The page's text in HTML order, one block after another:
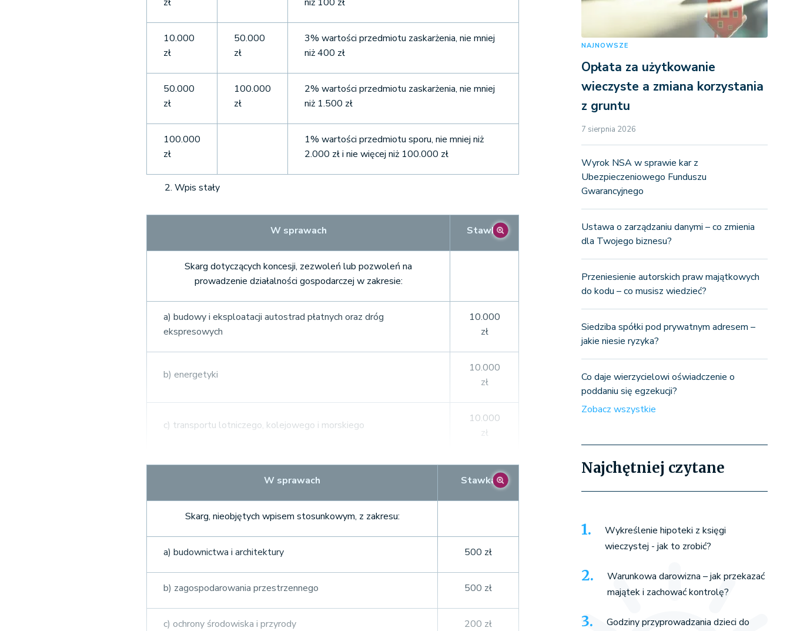
10.000
zł
50.000
zł
3% wartości przedmiotu zaskarżenia, nie mniej
niż 400 zł
50.000
zł
100.000
zł
2% wartości przedmiotu zaskarżenia, nie mniej
niż 1.500 zł
100.000
zł
1% wartości przedmiotu sporu, nie mniej niż
2.000 zł i nie więcej niż 100.000 zł
Wpis stały
W sprawach Stawka
Skarg dotyczących koncesji, zezwoleń lub pozwoleń na
prowadzenie działalności gospodarczej w zakresie:
a) budowy i eksploatacji autostrad płatnych oraz dróg
ekspresowych
10.000
zł
b) energetyki
10.000
zł
c) transportu lotniczego, kolejowego i morskiego
10.000
zł
10.000
zł
zł
f) działalności bankowej
10.000
zł
g) ubezpieczeń bezpośrednich i reasekuracji
10.000
W sprawach Stawka
Skarg, nieobjętych wpisem stosunkowym, z zakresu:
a) budownictwa i architektury 500 zł
b) zagospodarowania przestrzennego 500 zł
c) ochrony środowiska i przyrody 200 zł
NAJNOWSZE
Opłata za użytkowanie
wieczyste a zmiana korzystania
z gruntu
7 sierpnia 2026
Wyrok NSA w sprawie kar z
Ubezpieczeniowego Funduszu
Gwarancyjnego
Ustawa o zarządzaniu danymi – co zmienia
dla Twojego biznesu?
Przeniesienie autorskich praw majątkowych
do kodu – co musisz wiedzieć?
Siedziba spółki pod prywatnym adresem –
jakie niesie ryzyka?
Co daje wierzycielowi oświadczenie o
poddaniu się egzekucji?
Zobacz wszystkie
Najchętniej czytane
Wykreślenie hipoteki z księgi
wieczystej - jak to zrobić?
Warunkowa darowizna – jak przekazać
majątek i zachować kontrolę?
Godziny przyprowadzania dzieci do